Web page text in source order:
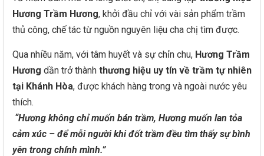
Hương Trầm Hương, khởi đầu chỉ với vài sản phẩm trầm
thủ công, chế tác từ nguồn nguyên liệu cha chị tìm được.
Qua nhiều năm, với tâm huyết và sự chỉn chu, Hương Trầm
Hương dần trở thành thương hiệu uy tín về trầm tự nhiên
tại Khánh Hòa, được khách hàng trong và ngoài nước yêu
thích.
“Hương không chỉ muốn bán trầm, Hương muốn lan tỏa
cảm xúc – để mỗi người khi đốt trầm đều tìm thấy sự bình
yên trong chính mình.”